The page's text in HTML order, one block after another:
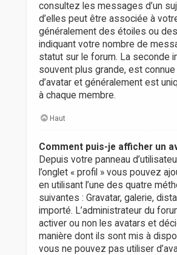
consultez les messages d’un
d’elles peut être associée à
généralement des étoiles ou
indiquant votre nombre de
statut sur le forum. La seconde
souvent plus grande, est
d’avatar et généralement est
à chaque membre.
Haut
Comment puis-je afficher un
Depuis votre panneau
l’onglet « profil » vous pouvez
en utilisant l’une des quatre
suivantes : Gravatar, galerie,
importé. L’administrateur du
activer ou non les avatars et
manière dont ils sont mis à
vous ne pouvez pas utiliser